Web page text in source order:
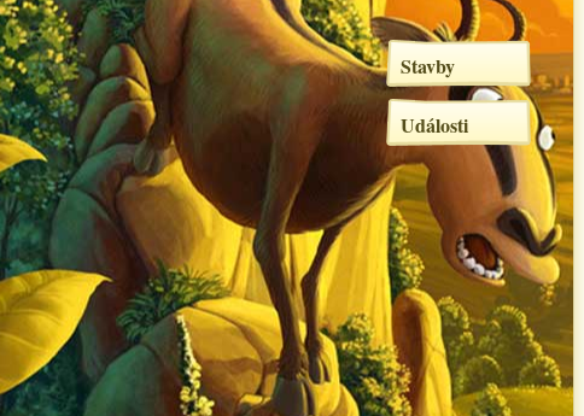
Stavby
Události